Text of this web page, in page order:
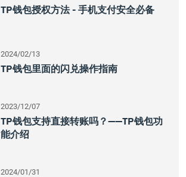
TP钱包授权方法 - 手机支付安全必备
2024/02/13
TP钱包里面的闪兑操作指南
2023/12/07
TP钱包支持直接转账吗？——TP钱包功
能介绍
2024/01/31